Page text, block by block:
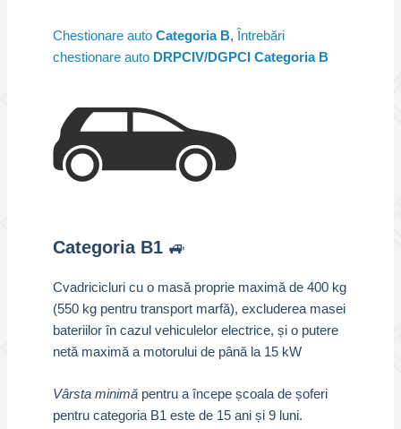
Chestionare auto Categoria B,
Întrebări
chestionare auto DRPCIV/DGPCI Categoria B
Categoria B1🚙
Cvadricicluri cu o masă proprie maximă de 400 kg
(550 kg pentru transport marfă), excluderea masei
bateriilor în cazul vehiculelor electrice, și o putere
netă maximă a motorului de până la 15 kW
Vârsta minimăpentru a începe școala de șoferi
pentru categoria B1 este de 15 ani și 9 luni.